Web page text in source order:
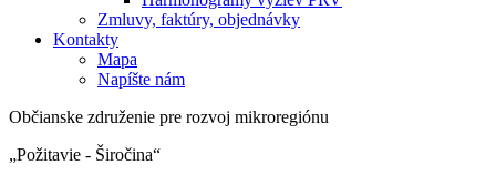
Zmluvy, faktúry, objednávky
Kontakty
Mapa
Napíšte nám
Občianske združenie pre rozvoj mikroregiónu
„Požitavie - Širočina“